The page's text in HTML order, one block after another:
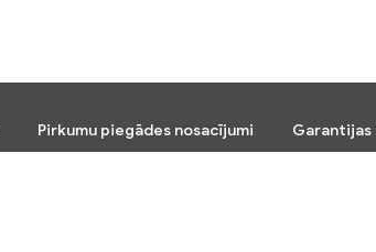
Pirkumu piegādes nosacījumi